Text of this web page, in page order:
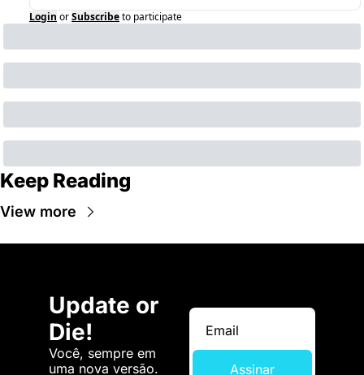
Login orSubscribeto participate
Keep Reading
View more
Update or
Die!
Você, sempre em
uma nova versão.
Assinar